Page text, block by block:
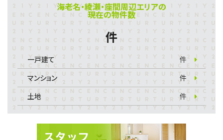
海老名・綾瀬・座間周辺エリアの
現在の物件数
件
一戸建て
件
マンション
件
土地
件